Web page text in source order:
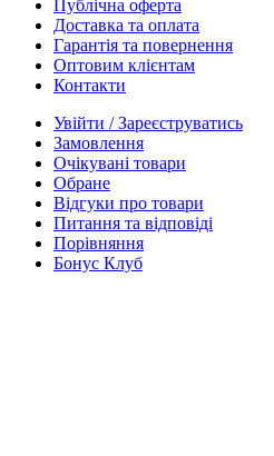
Публічна оферта
Доставка та оплата
Гарантія та повернення
Оптовим клієнтам
Контакти
Увійти / Зареєструватись
Замовлення
Очікувані товари
Обране
Відгуки про товари
Питання та відповіді
Порівняння
Бонус Клуб